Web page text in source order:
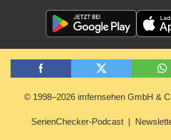
© 1998–2026 imfernsehen GmbH &
SerienChecker-Podcast